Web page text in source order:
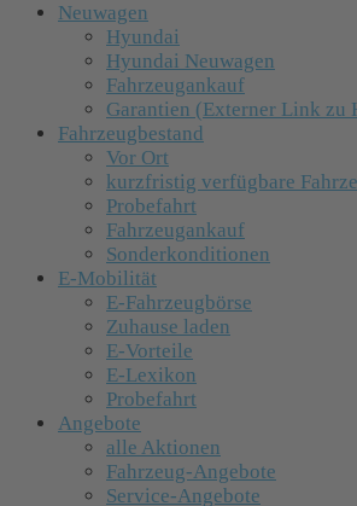
Neuwagen
Hyundai
Hyundai Neuwagen
Fahrzeugankauf
Garantien (Externer Link zu
Fahrzeugbestand
Vor Ort
kurzfristig verfügbare
Probefahrt
Fahrzeugankauf
Sonderkonditionen
E-Mobilität
E-Fahrzeugbörse
Zuhause laden
E-Vorteile
E-Lexikon
Probefahrt
Angebote
alle Aktionen
Fahrzeug-Angebote
Service-Angebote